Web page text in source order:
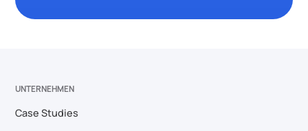
UNTERNEHMEN
Case Studies